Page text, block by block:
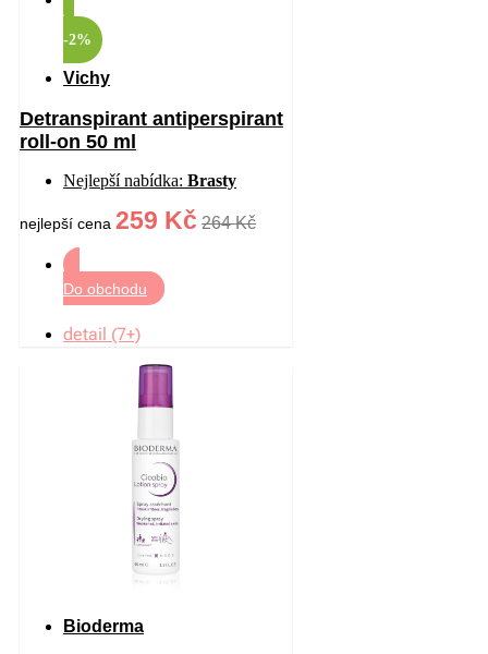
-2%
Vichy
Detranspirant antiperspirant
roll-on 50 ml
Nejlepší nabídka: Brasty
nejlepší cena 259 Kč 264 Kč
Do obchodu
detail (7+)
Bioderma